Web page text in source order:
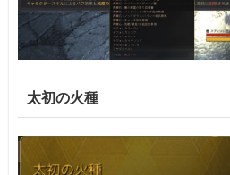
太初の火種